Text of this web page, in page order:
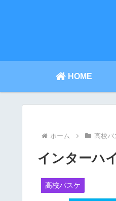
HOME
ホーム 高校バ
インターハ
高校バスケ